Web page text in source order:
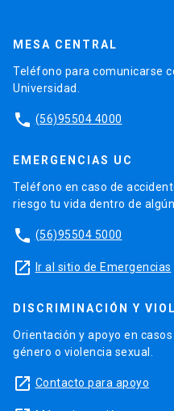
MESA CENTRAL
Teléfono para comunicarse
Universidad.
phone (56)95504 4000
EMERGENCIAS UC
Teléfono en caso de
riesgo tu vida dentro de
phone (56)95504 5000
launch Ir al sitio de Emergencias
DISCRIMINACIÓN Y
Orientación y apoyo en
género o violencia sexual.
launch Contacto para apoyo